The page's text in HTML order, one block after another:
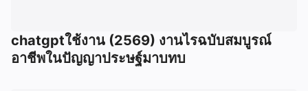
chatgptใช้งาน (2569) งานไรฉบับสมบูรณ์
อาชีพในปัญญาประษฐ์มาบทบ